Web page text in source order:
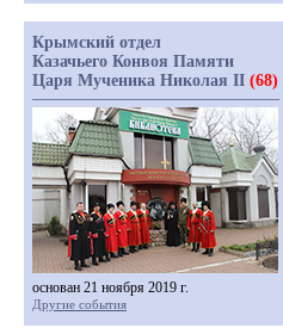
Крымский отдел
Казачьего Конвоя Памяти
Царя Мученика Николая II (68)
основан 21 ноября 2019 г.
Другие события